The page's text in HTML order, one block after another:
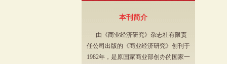
本刊简介
由《商业经济研究》杂志社有限责
任公司出版的《商业经济研究》创刊于
1982年，是原国家商业部创办的国家一